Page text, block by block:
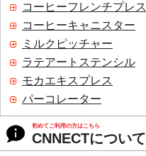
コーヒーフレンチプレス
コーヒーキャニスター
ミルクピッチャー
ラテアートステンシル
モカエキスプレス
パーコレーター
初めてご利用の方はこちら
CNNECTについて